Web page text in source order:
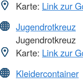
Karte: Link zur
Jugendrotkreuz
Jugendrotkreuz
Karte: Link zur
Kleidercontainer